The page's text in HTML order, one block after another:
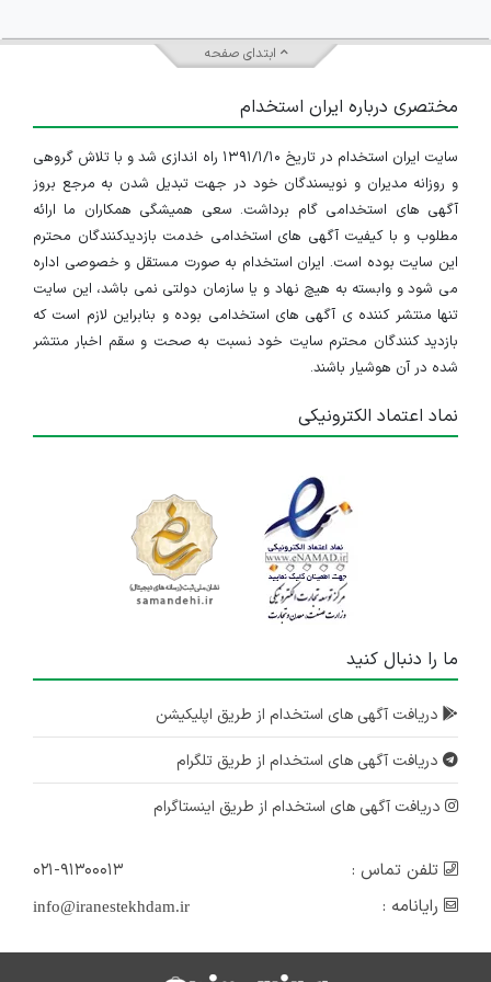
ابتدای صفحه
مختصری درباره ایران استخدام
سایت ایران استخدام در تاریخ ۱۳۹۱/۱/۱۰ راه اندازی شد و با تلاش گروهی
و روزانه مدیران و نویسندگان خود در جهت تبدیل شدن به مرجع بروز
آگهی های استخدامی گام برداشت. سعی همیشگی همکاران ما ارائه
مطلوب و با کیفیت آگهی های استخدامی خدمت بازدیدکنندگان محترم
این سایت بوده است. ایران استخدام به صورت مستقل و خصوصی اداره
می شود و وابسته به هیچ نهاد و یا سازمان دولتی نمی باشد، این سایت
تنها منتشر کننده ی آگهی های استخدامی بوده و بنابراین لازم است که
بازدید کنندگان محترم سایت خود نسبت به صحت و سقم اخبار منتشر
شده در آن هوشیار باشند.
نماد اعتماد الکترونیکی
ما را دنبال کنید
دریافت آگهی های استخدام از طریق اپلیکیشن
دریافت آگهی های استخدام از طریق تلگرام
دریافت آگهی های استخدام از طریق اینستاگرام
تلفن تماس :
۰۲۱-۹۱۳۰۰۰۱۳
رایانامه :
info@iranestekhdam.ir